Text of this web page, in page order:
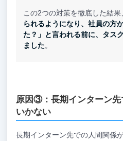
この2つの対策を徹底した結果
られるようになり、社員の方
た？」と言われる前に、タス
ました。
原因③：長期インターン先
いかない
長期インターン先での人間関係